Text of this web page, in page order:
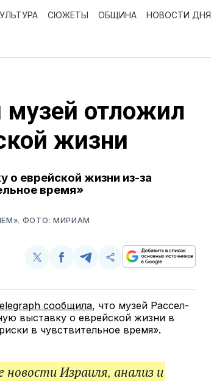
СЮЖЕТЫ ОБЩИНА НОВОСТИ ДНЯ
музей отложил
жизни
о еврейской жизни из-за
время»
ФОТО: МИРИАМ
Поделиться
Twitter
Поделиться
Facebook
Поделиться
Telegram
Скопируйте
поделитесь
ссылкой
сообщила, что музей Рассел-
выставку о еврейской жизни в
в чувствительное время».
Израиля, анализ и